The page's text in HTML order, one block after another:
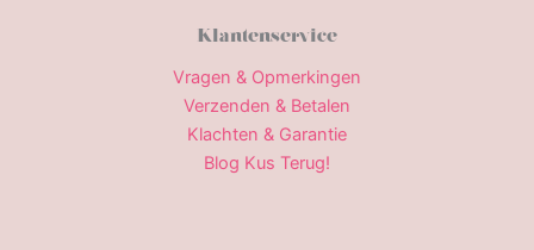
Klantenservice
Vragen & Opmerkingen
Verzenden & Betalen
Klachten & Garantie
Blog Kus Terug!